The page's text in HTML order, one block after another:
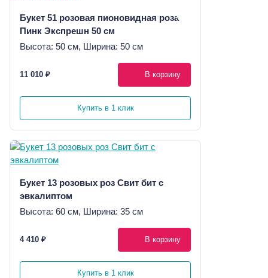
Букет 51 розовая пионовидная роза
Пинк Экспрешн 50 см
Высота: 50 см, Ширина: 50 см
11 010 ₽ В корзину
Купить в 1 клик
Букет 13 розовых роз Свит бит с
эвкалиптом
Высота: 60 см, Ширина: 35 см
4 410 ₽ В корзину
Купить в 1 клик